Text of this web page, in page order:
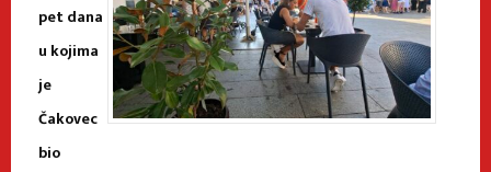
pet dana
u kojima
je
Čakovec
bio